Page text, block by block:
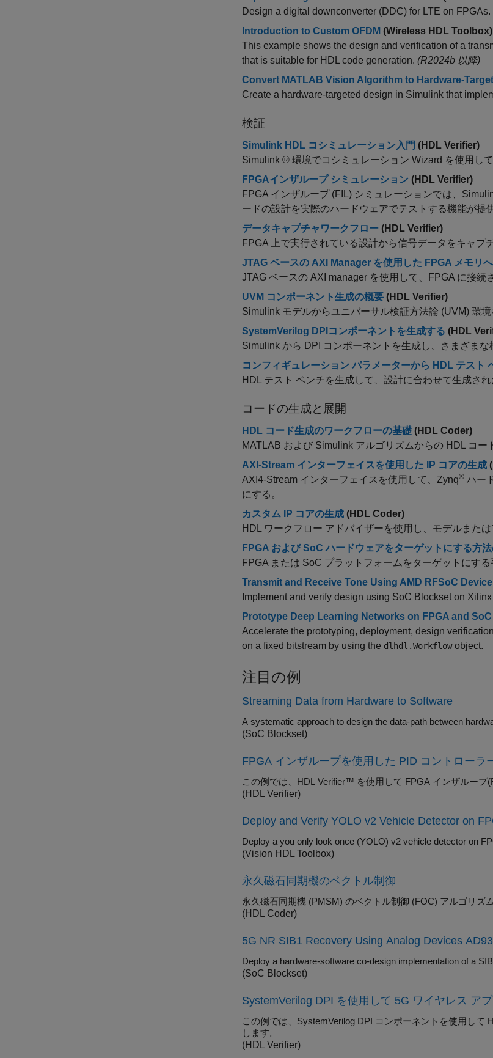
Design a digital downconverter (DDC) for LTE on FPGAs.
Introduction to Custom OFDM (Wireless HDL Toolbox)
This example shows the design and verification of a
that is suitable for HDL code generation. (R2024b 以降)
Convert MATLAB Vision Algorithm to Hardware-
Create a hardware-targeted design in Simulink that
検証
Simulink HDL コシミュレーション入門 (HDL Verifier)
Simulink ® 環境でコシミュレーション Wizard を使用し
FPGAインザループ シミュレーション (HDL Verifier)
FPGA インザループ (FIL) シミュレーションでは、
ードの設計を実際のハードウェアでテストする機能が提
データキャプチャワークフロー (HDL Verifier)
FPGA 上で実行されている設計から信号データをキャプ
JTAG ベースの AXI Manager を使用した FPGA メモリ
JTAG ベースの AXI manager を使用して、FPGA に接続
UVM コンポーネント生成の概要 (HDL Verifier)
Simulink モデルからユニバーサル検証方法論 (UVM) 環境
SystemVerilog DPIコンポーネントを生成する (HDL
Simulink から DPI コンポーネントを生成し、さまざまな
コンフィギュレーション パラメーターから HDL テスト
HDL テスト ベンチを生成して、設計に合わせて生成さ
コードの生成と展開
HDL コード生成のワークフローの基礎 (HDL Coder)
MATLAB および Simulink アルゴリズムからの HDL コー
AXI-Stream インターフェイスを使用した IP コアの生成
AXI4-Stream インターフェイスを使用して、Zynq® ハー
にする。
カスタム IP コアの生成 (HDL Coder)
HDL ワークフロー アドバイザーを使用し、モデルまた
FPGA および SoC ハードウェアをターゲットにする方
FPGA または SoC プラットフォームをターゲットにする
Transmit and Receive Tone Using AMD RFSoC
Implement and verify design using SoC Blockset on
Prototype Deep Learning Networks on FPGA and
Accelerate the prototyping, deployment, design
on a fixed bitstream by using the dlhdl.Workflowobject.
注目の例
Streaming Data from Hardware to Software
A systematic approach to design the data-path between
(SoC Blockset)
FPGA インザループを使用した PID コントローラ
この例では、HDL Verifier™ を使用して FPGA インザループ
(HDL Verifier)
Deploy and Verify YOLO v2 Vehicle Detector on
(Vision HDL Toolbox)
永久磁石同期機のベクトル制御
永久磁石同期機 (PMSM) のベクトル制御 (FOC) アルゴリズ
(HDL Coder)
5G NR SIB1 Recovery Using Analog Devices
(SoC Blockset)
SystemVerilog DPI を使用して 5G ワイヤレス ア
この例では、SystemVerilog DPI コンポーネントを使用し
します。
(HDL Verifier)